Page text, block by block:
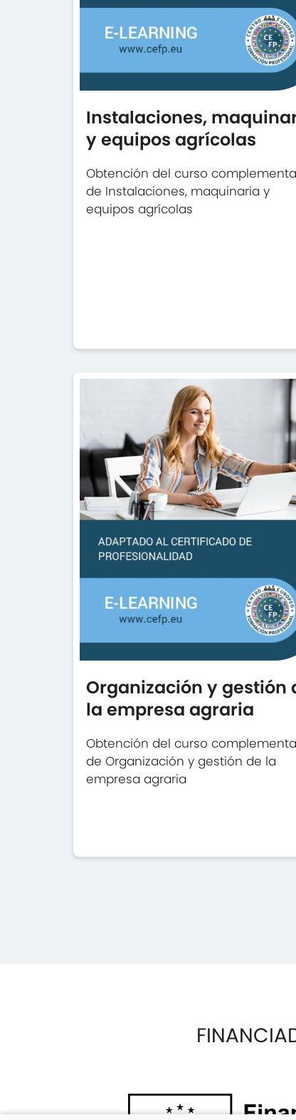
Instalaciones,
y equipos agrícolas
Obtención del curso
de Instalaciones, maquinaria y
equipos agrícolas
Organización y gestión
la empresa agraria
Obtención del curso
de Organización y gestión de la
empresa agraria